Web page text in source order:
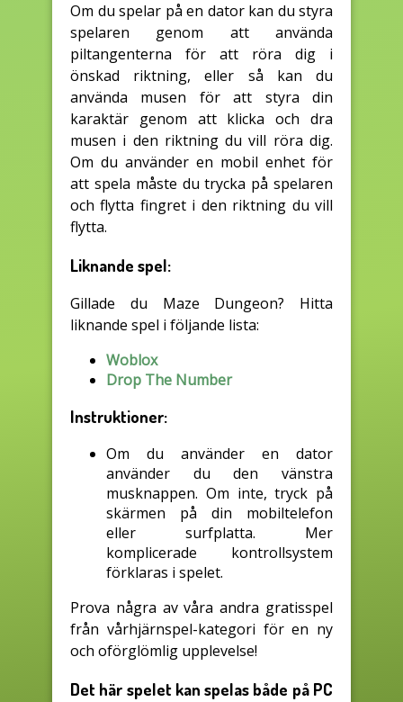
Om du spelar på en dator kan du styra
spelaren genom att använda
piltangenterna för att röra dig i
önskad riktning, eller så kan du
använda musen för att styra din
karaktär genom att klicka och dra
musen i den riktning du vill röra dig.
Om du använder en mobil enhet för
att spela måste du trycka på spelaren
och flytta fingret i den riktning du vill
flytta.
Liknande spel:
Gillade du Maze Dungeon? Hitta
liknande spel i följande lista:
Woblox
Drop The Number
Instruktioner:
Om du använder en dator
använder du den vänstra
musknappen. Om inte, tryck på
skärmen på din mobiltelefon
eller surfplatta. Mer
komplicerade kontrollsystem
förklaras i spelet.
Prova några av våra andra gratisspel
från vårhjärnspel-kategori för en ny
och oförglömlig upplevelse!
Det här spelet kan spelas både på PC